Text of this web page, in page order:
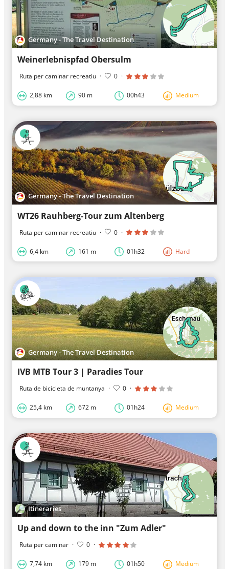
Germany - The Travel Destination
Weinerlebnispfad Obersulm
Ruta per caminar recreatiu · 0 ·
2,88 km 90 m 00h43 Medium
Germany - The Travel Destination
WT26 Rauhberg-Tour zum Altenberg
Ruta per caminar recreatiu · 0 ·
6,4 km 161 m 01h32 Hard
Germany - The Travel Destination
IVB MTB Tour 3 | Paradies Tour
Ruta de bicicleta de muntanya · 0 ·
25,4 km 672 m 01h24 Medium
Itineraries
Up and down to the inn "Zum Adler"
Ruta per caminar · 0 ·
7,74 km 179 m 01h50 Medium